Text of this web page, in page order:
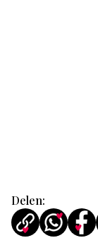
Delen: